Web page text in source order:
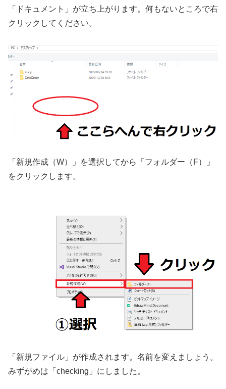
「ドキュメント」が立ち上がります。何もないところで右
クリックしてください。
「新規作成（W）」を選択してから「フォルダー（F）」
をクリックします。
「新規ファイル」が作成されます。名前を変えましょう。
みずがめは「checking」にしました。